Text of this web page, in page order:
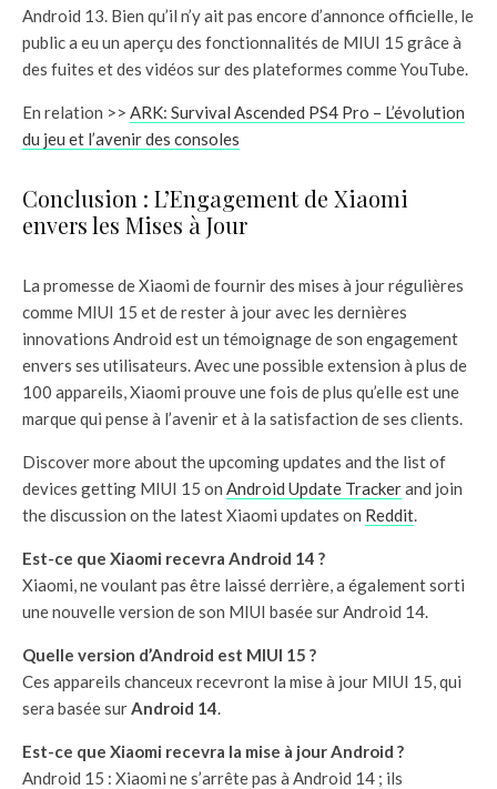
Android 13. Bien qu’il n’y ait pas encore d’annonce officielle, le
public a eu un aperçu des fonctionnalités de MIUI 15 grâce à
des fuites et des vidéos sur des plateformes comme YouTube.
En relation >> ARK: Survival Ascended PS4 Pro – L’évolution
du jeu et l’avenir des consoles
Conclusion : L’Engagement de Xiaomi
envers les Mises à Jour
La promesse de Xiaomi de fournir des mises à jour régulières
comme MIUI 15 et de rester à jour avec les dernières
innovations Android est un témoignage de son engagement
envers ses utilisateurs. Avec une possible extension à plus de
100 appareils, Xiaomi prouve une fois de plus qu’elle est une
marque qui pense à l’avenir et à la satisfaction de ses clients.
Discover more about the upcoming updates and the list of
devices getting MIUI 15 on Android Update Trackerand join
the discussion on the latest Xiaomi updates on Reddit.
Est-ce que Xiaomi recevra Android 14 ?
Xiaomi, ne voulant pas être laissé derrière, a également sorti
une nouvelle version de son MIUI basée sur Android 14.
Quelle version d’Android est MIUI 15 ?
Ces appareils chanceux recevront la mise à jour MIUI 15, qui
sera basée surAndroid 14.
Est-ce que Xiaomi recevra la mise à jour Android ?
Android 15 : Xiaomi ne s’arrête pas à Android 14 ; ils